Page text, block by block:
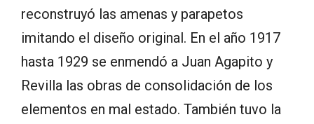
reconstruyó las amenas y parapetos
imitando el diseño original. En el año 1917
hasta 1929 se enmendó a Juan Agapito y
Revilla las obras de consolidación de los
elementos en mal estado. También tuvo la